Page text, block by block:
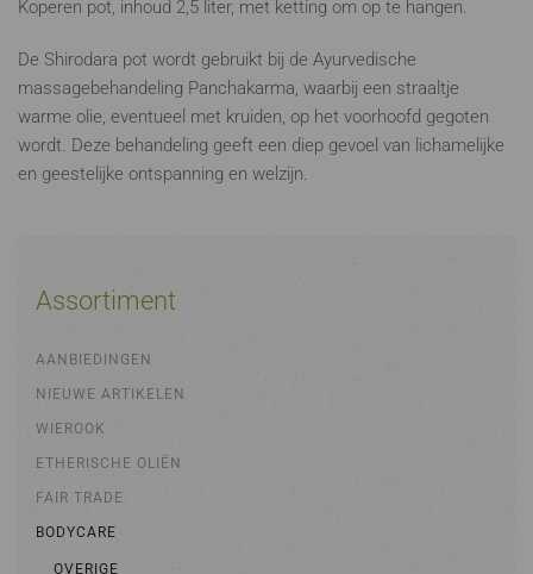
Koperen pot, inhoud 2,5 liter, met ketting om op te hangen.
De Shirodara pot wordt gebruikt bij de Ayurvedische
massagebehandeling Panchakarma, waarbij een straaltje
warme olie, eventueel met kruiden, op het voorhoofd gegoten
wordt. Deze behandeling geeft een diep gevoel van lichamelijke
en geestelijke ontspanning en welzijn.
Assortiment
AANBIEDINGEN
NIEUWE ARTIKELEN
WIEROOK
ETHERISCHE OLIËN
FAIR TRADE
BODYCARE
OVERIGE